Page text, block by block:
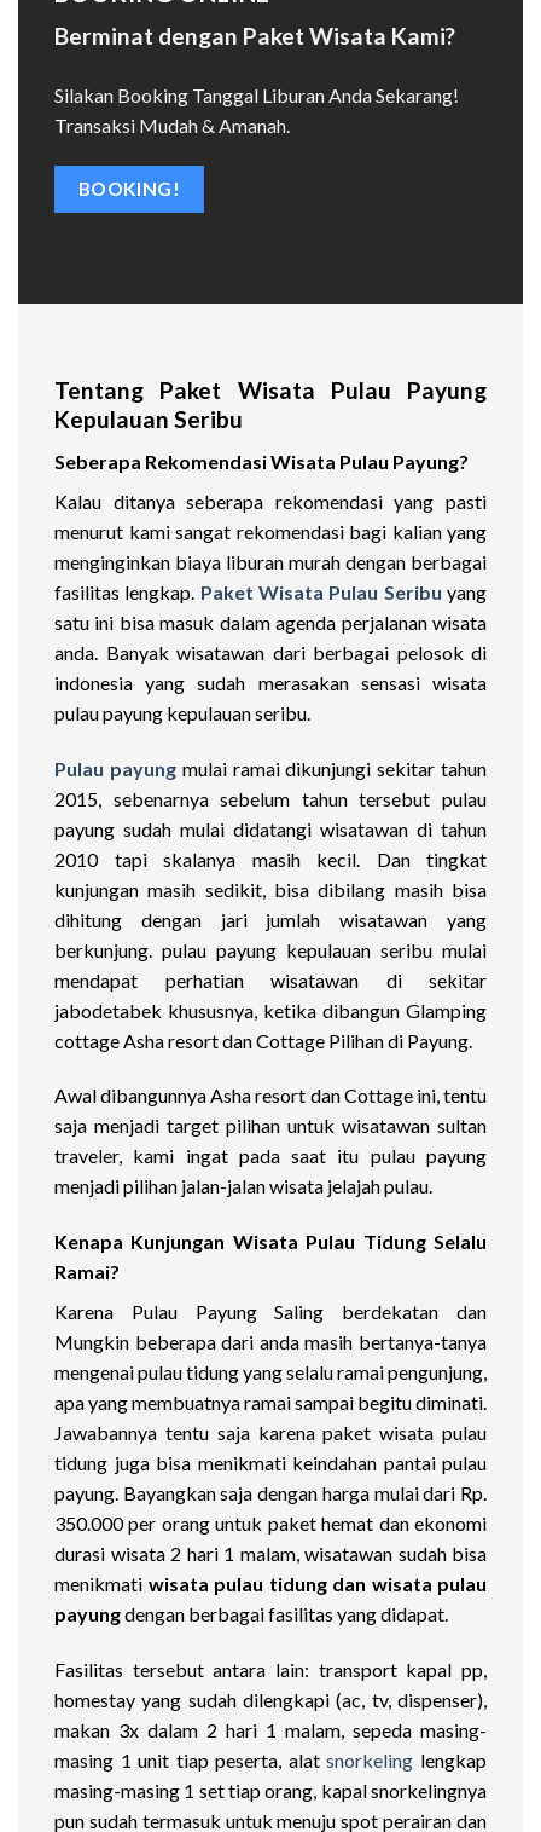
Berminat dengan Paket Wisata Kami?
Silakan Booking Tanggal Liburan Anda Sekarang!
Transaksi Mudah & Amanah.
BOOKING!
Tentang Paket Wisata Pulau Payung
Kepulauan Seribu
Seberapa Rekomendasi Wisata Pulau Payung?
Kalau ditanya seberapa rekomendasi yang pasti
menurut kami sangat rekomendasi bagi kalian yang
menginginkan biaya liburan murah dengan berbagai
fasilitas lengkap. Paket Wisata Pulau Seribu yang
satu ini bisa masuk dalam agenda perjalanan wisata
anda. Banyak wisatawan dari berbagai pelosok di
indonesia yang sudah merasakan sensasi wisata
pulau payung kepulauan seribu.
Pulau payungmulai ramai dikunjungi sekitar tahun
2015, sebenarnya sebelum tahun tersebut pulau
payung sudah mulai didatangi wisatawan di tahun
2010 tapi skalanya masih kecil. Dan tingkat
kunjungan masih sedikit, bisa dibilang masih bisa
dihitung dengan jari jumlah wisatawan yang
berkunjung. pulau payung kepulauan seribu mulai
mendapat perhatian wisatawan di sekitar
jabodetabek khususnya, ketika dibangun Glamping
cottage Asha resort dan Cottage Pilihan di Payung.
Awal dibangunnya Asha resort dan Cottage ini, tentu
saja menjadi target pilihan untuk wisatawan sultan
traveler, kami ingat pada saat itu pulau payung
menjadi pilihan jalan-jalan wisata jelajah pulau.
Kenapa Kunjungan Wisata Pulau Tidung Selalu
Ramai?
Karena Pulau Payung Saling berdekatan dan
Mungkin beberapa dari anda masih bertanya-tanya
mengenai pulau tidung yang selalu ramai pengunjung,
apa yang membuatnya ramai sampai begitu diminati.
Jawabannya tentu saja karena paket wisata pulau
tidung juga bisa menikmati keindahan pantai pulau
payung. Bayangkan saja dengan harga mulai dari Rp.
350.000 per orang untuk paket hemat dan ekonomi
durasi wisata 2 hari 1 malam, wisatawan sudah bisa
menikmati wisata pulau tidung dan wisata pulau
payungdengan berbagai fasilitas yang didapat.
Fasilitas tersebut antara lain: transport kapal pp,
homestay yang sudah dilengkapi (ac, tv, dispenser),
makan 3x dalam 2 hari 1 malam, sepeda masing-
masing 1 unit tiap peserta, alatsnorkeling lengkap
masing-masing 1 set tiap orang, kapal snorkelingnya
pun sudah termasuk untuk menuju spot perairan dan